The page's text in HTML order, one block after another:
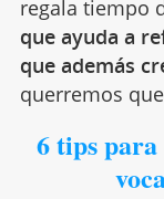
regala tiempo
que ayuda a
que además
querremos
6 tips para